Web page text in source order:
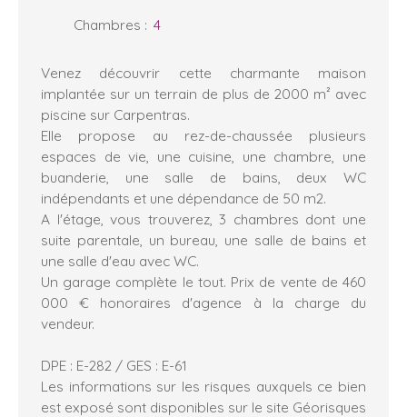
Chambres : 4
Venez découvrir cette charmante maison
implantée sur un terrain de plus de 2000 m² avec
piscine sur Carpentras.
Elle propose au rez-de-chaussée plusieurs
espaces de vie, une cuisine, une chambre, une
buanderie, une salle de bains, deux WC
indépendants et une dépendance de 50 m2.
A l'étage, vous trouverez, 3 chambres dont une
suite parentale, un bureau, une salle de bains et
une salle d'eau avec WC.
Un garage complète le tout. Prix de vente de 460
000 € honoraires d'agence à la charge du
vendeur.
DPE : E-282 / GES : E-61
Les informations sur les risques auxquels ce bien
est exposé sont disponibles sur le site Géorisques